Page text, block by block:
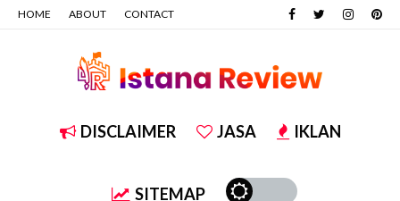
HOME ABOUT CONTACT
DISCLAIMER JASA IKLAN
SITEMAP